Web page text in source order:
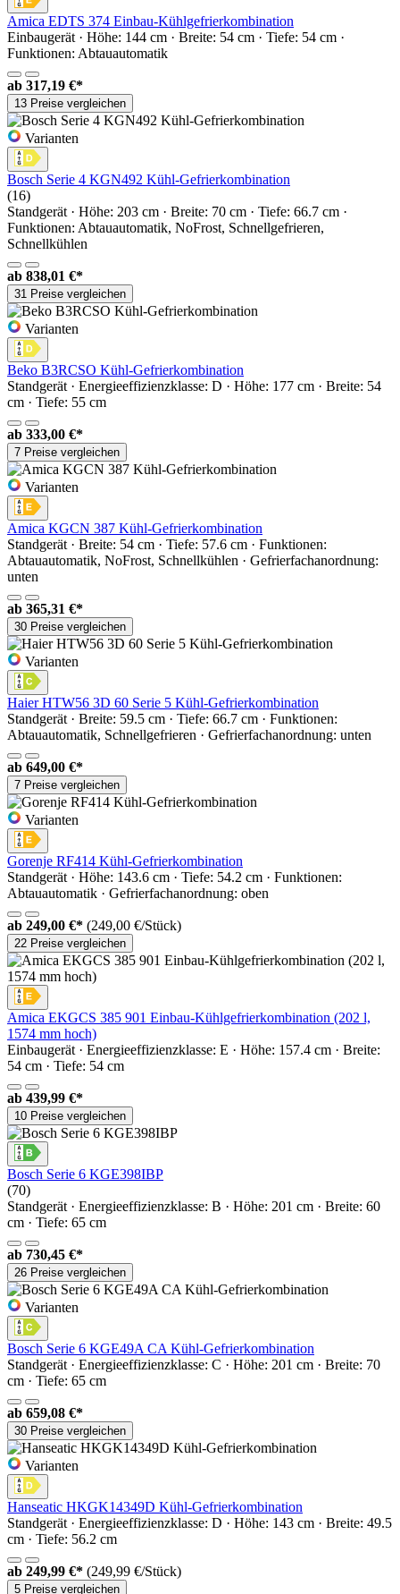
Amica EDTS 374 Einbau-Kühlgefrierkombination
Einbaugerät · Höhe: 144 cm · Breite: 54 cm · Tiefe: 54 cm ·
Funktionen: Abtauautomatik
ab 317,19 €*
13 Preise vergleichen
Varianten
Bosch Serie 4 KGN492 Kühl-Gefrierkombination
(16)
Standgerät · Höhe: 203 cm · Breite: 70 cm · Tiefe: 66.7 cm ·
Funktionen: Abtauautomatik, NoFrost, Schnellgefrieren,
Schnellkühlen
ab 838,01 €*
31 Preise vergleichen
Varianten
Beko B3RCSO Kühl-Gefrierkombination
Standgerät · Energieeffizienzklasse: D · Höhe: 177 cm · Breite: 54
cm · Tiefe: 55 cm
ab 333,00 €*
7 Preise vergleichen
Varianten
Amica KGCN 387 Kühl-Gefrierkombination
Standgerät · Breite: 54 cm · Tiefe: 57.6 cm · Funktionen:
Abtauautomatik, NoFrost, Schnellkühlen · Gefrierfachanordnung:
unten
ab 365,31 €*
30 Preise vergleichen
Varianten
Haier HTW56 3D 60 Serie 5 Kühl-Gefrierkombination
Standgerät · Breite: 59.5 cm · Tiefe: 66.7 cm · Funktionen:
Abtauautomatik, Schnellgefrieren · Gefrierfachanordnung: unten
ab 649,00 €*
7 Preise vergleichen
Varianten
Gorenje RF414 Kühl-Gefrierkombination
Standgerät · Höhe: 143.6 cm · Tiefe: 54.2 cm · Funktionen:
Abtauautomatik · Gefrierfachanordnung: oben
ab 249,00 €* (249,00 €/Stück)
22 Preise vergleichen
Amica EKGCS 385 901 Einbau-Kühlgefrierkombination (202 l,
1574 mm hoch)
Einbaugerät · Energieeffizienzklasse: E · Höhe: 157.4 cm · Breite:
54 cm · Tiefe: 54 cm
ab 439,99 €*
10 Preise vergleichen
Bosch Serie 6 KGE398IBP
(70)
Standgerät · Energieeffizienzklasse: B · Höhe: 201 cm · Breite: 60
cm · Tiefe: 65 cm
ab 730,45 €*
26 Preise vergleichen
Varianten
Bosch Serie 6 KGE49A CA Kühl-Gefrierkombination
Standgerät · Energieeffizienzklasse: C · Höhe: 201 cm · Breite: 70
cm · Tiefe: 65 cm
ab 659,08 €*
30 Preise vergleichen
Varianten
Hanseatic HKGK14349D Kühl-Gefrierkombination
Standgerät · Energieeffizienzklasse: D · Höhe: 143 cm · Breite: 49.5
cm · Tiefe: 56.2 cm
ab 249,99 €* (249,99 €/Stück)
5 Preise vergleichen